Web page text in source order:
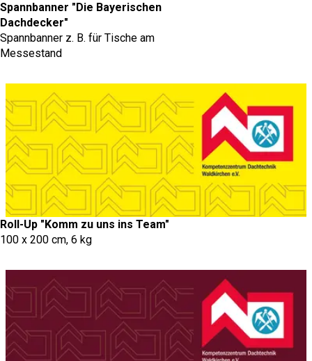
Spannbanner "Die Bayerischen
Dachdecker"
Spannbanner z. B. für Tische am
Messestand
Roll-Up "Komm zu uns ins Team"
100 x 200 cm, 6 kg